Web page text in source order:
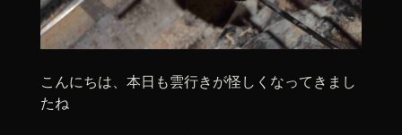
こんにちは、本日も雲行きが怪しくなってきまし
たね